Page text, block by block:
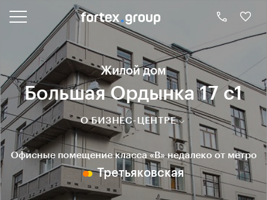
Жилой дом
Большая Ордынка 17 с1
О БИЗНЕС-ЦЕНТРЕ
Офисные помещение класса «B» недалеко от метро
Третьяковская